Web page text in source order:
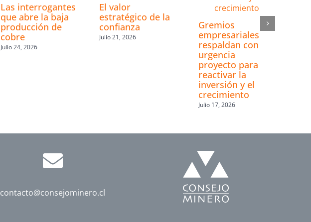
Las interrogantes
que abre la baja
producción de
cobre
Julio 24, 2026
El valor
estratégico de la
confianza
Julio 21, 2026
Gremios
empresariales
respaldan con
urgencia
proyecto para
reactivar la
inversión y el
crecimiento
Julio 17, 2026
contacto@consejominero.cl